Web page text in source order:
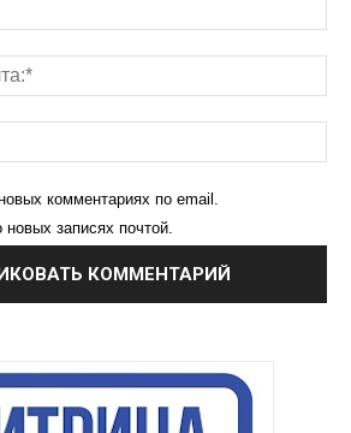
комментариях по email.
записях почтой.